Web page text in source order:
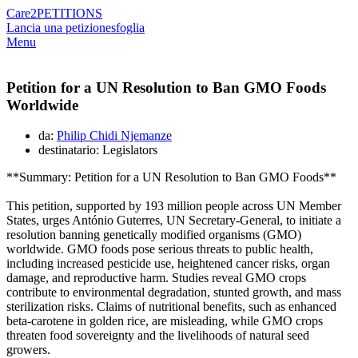
Care2PETITIONS
Lancia una petizionesfoglia
Menu
Petition for a UN Resolution to Ban GMO Foods
Worldwide
da: Philip Chidi Njemanze
destinatario: Legislators
**Summary: Petition for a UN Resolution to Ban GMO Foods**
This petition, supported by 193 million people across UN Member
States, urges António Guterres, UN Secretary-General, to initiate a
resolution banning genetically modified organisms (GMO)
worldwide. GMO foods pose serious threats to public health,
including increased pesticide use, heightened cancer risks, organ
damage, and reproductive harm. Studies reveal GMO crops
contribute to environmental degradation, stunted growth, and mass
sterilization risks. Claims of nutritional benefits, such as enhanced
beta-carotene in golden rice, are misleading, while GMO crops
threaten food sovereignty and the livelihoods of natural seed
growers.